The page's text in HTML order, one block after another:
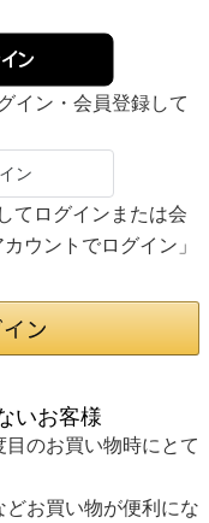
ン
イン・会員登録して
てログインまたは会
ウントでログイン」
いお客様
のお買い物時にとて
お買い物が便利にな